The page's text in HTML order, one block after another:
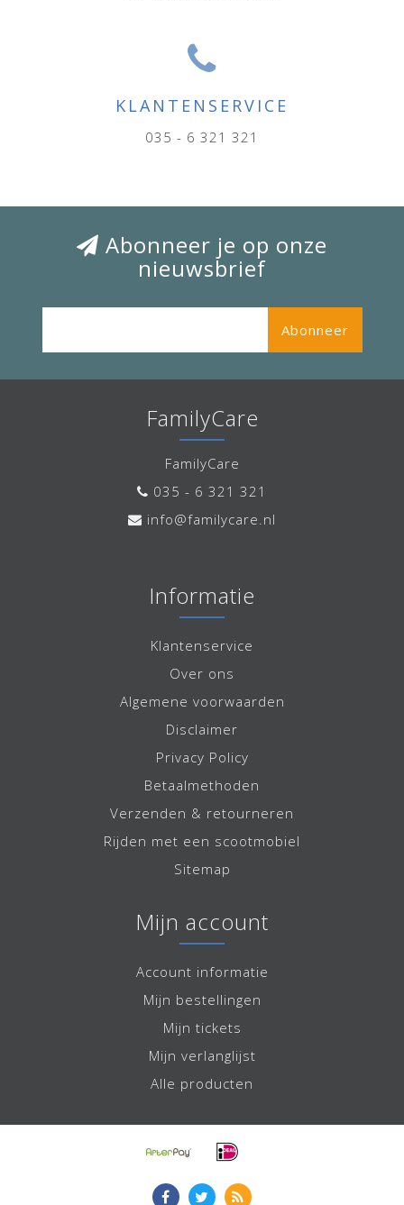
KLANTENSERVICE
035 - 6 321 321
Abonneer je op onze
nieuwsbrief
Abonneer
FamilyCare
FamilyCare
035 - 6 321 321
info@familycare.nl
Informatie
Klantenservice
Over ons
Algemene voorwaarden
Disclaimer
Privacy Policy
Betaalmethoden
Verzenden & retourneren
Rijden met een scootmobiel
Sitemap
Mijn account
Account informatie
Mijn bestellingen
Mijn tickets
Mijn verlanglijst
Alle producten